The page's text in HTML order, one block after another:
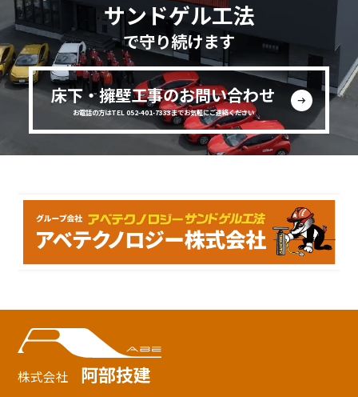
サンドゲル工法
で守り続けます
床下・擁壁工事のお問い合わせ
お電話の方はTEL 052-401-7333までお気軽にご連絡ください
株式会社 阿部技建